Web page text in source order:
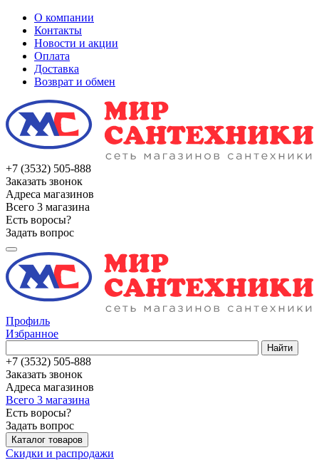
О компании
Контакты
Новости и акции
Оплата
Доставка
Возврат и обмен
+7 (3532) 505-888
Заказать звонок
Адреса магазинов
Всего 3 магазина
Есть воросы?
Задать вопрос
Профиль
Избранное
Найти
+7 (3532) 505-888
Заказать звонок
Адреса магазинов
Всего 3 магазина
Есть воросы?
Задать вопрос
Каталог товаров
Скидки и распродажи